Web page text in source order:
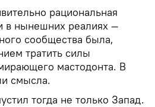
рациональная
в нынешних реалиях —
сообщества была,
тратить силы
мастодонта. В
смысла.
тогда не только Запад.